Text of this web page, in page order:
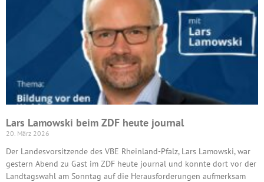
Lars Lamowski beim ZDF heute journal
20. März 2026
Der Landesvorsitzende des VBE Rheinland-Pfalz, Lars Lamowski, war
gestern Abend zu Gast im ZDF heute journal und konnte dort vor der
Landtagswahl am Sonntag auf die Herausforderungen aufmerksam